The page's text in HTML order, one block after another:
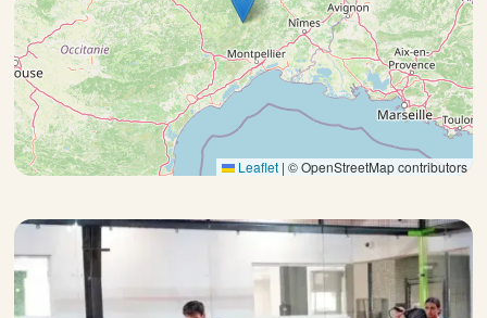
Leaflet | © OpenStreetMap contributors